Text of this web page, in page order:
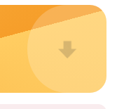
ऐसे कई मंदिर हैं, जहां
के दौरान उन्हें मंदिर
हैं, जहां माहवारी
दिया जाता है।